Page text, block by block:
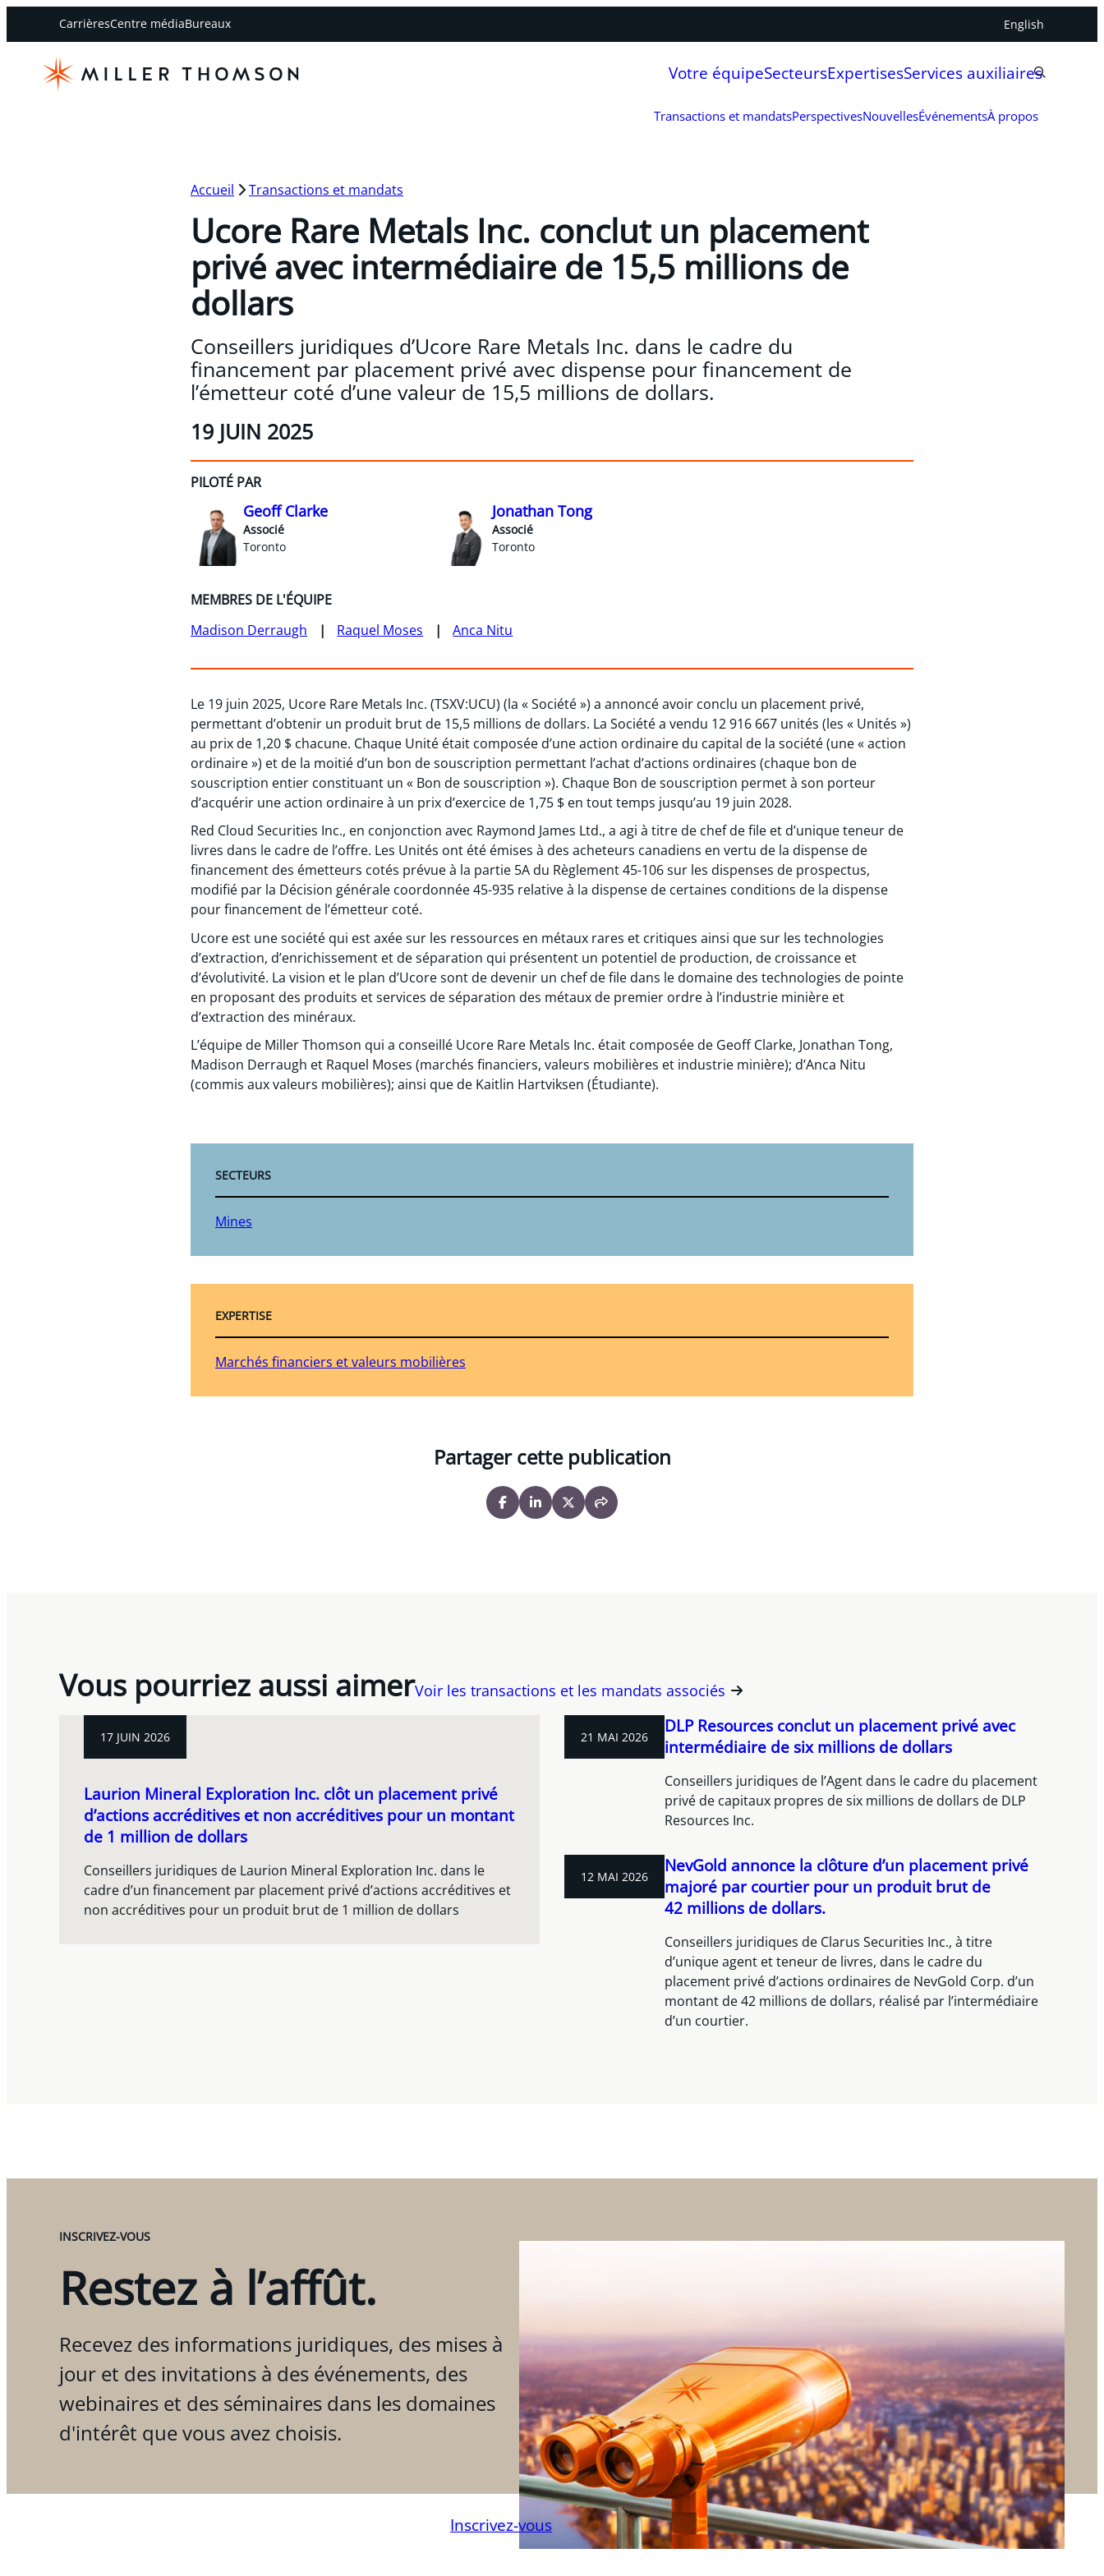
CarrièresCentre médiaBureaux English
Votre équipeSecteursExpertisesServices auxiliaires
Transactions et mandatsPerspectivesNouvellesÉvénementsÀ propos
Accueil Transactions et mandats
Ucore Rare Metals Inc. conclut un placement
privé avec intermédiaire de 15,5 millions de
dollars
Conseillers juridiques d’Ucore Rare Metals Inc. dans le cadre du
financement par placement privé avec dispense pour financement de
l’émetteur coté d’une valeur de 15,5 millions de dollars.
19 JUIN 2025
PILOTÉ PAR
Geoff Clarke
Associé
Toronto
Jonathan Tong
Associé
Toronto
MEMBRES DE L'ÉQUIPE
Madison Derraugh
Raquel Moses Anca Nitu
Le 19 juin 2025, Ucore Rare Metals Inc. (TSXV:UCU) (la « Société ») a annoncé avoir conclu un placement privé,
permettant d’obtenir un produit brut de 15,5 millions de dollars. La Société a vendu 12 916 667 unités (les « Unités »)
au prix de 1,20 $ chacune. Chaque Unité était composée d’une action ordinaire du capital de la société (une « action
ordinaire ») et de la moitié d’un bon de souscription permettant l’achat d’actions ordinaires (chaque bon de
souscription entier constituant un « Bon de souscription »). Chaque Bon de souscription permet à son porteur
d’acquérir une action ordinaire à un prix d’exercice de 1,75 $ en tout temps jusqu’au 19 juin 2028.
Red Cloud Securities Inc., en conjonction avec Raymond James Ltd., a agi à titre de chef de file et d’unique teneur de
livres dans le cadre de l’offre. Les Unités ont été émises à des acheteurs canadiens en vertu de la dispense de
financement des émetteurs cotés prévue à la partie 5A du Règlement 45-106 sur les dispenses de prospectus,
modifié par la Décision générale coordonnée 45-935 relative à la dispense de certaines conditions de la dispense
pour financement de l’émetteur coté.
Ucore est une société qui est axée sur les ressources en métaux rares et critiques ainsi que sur les technologies
d’extraction, d’enrichissement et de séparation qui présentent un potentiel de production, de croissance et
d’évolutivité. La vision et le plan d’Ucore sont de devenir un chef de file dans le domaine des technologies de pointe
en proposant des produits et services de séparation des métaux de premier ordre à l’industrie minière et
d’extraction des minéraux.
L’équipe de Miller Thomson qui a conseillé Ucore Rare Metals Inc. était composée de Geoff Clarke, Jonathan Tong,
Madison Derraugh et Raquel Moses (marchés financiers, valeurs mobilières et industrie minière); d’Anca Nitu
(commis aux valeurs mobilières); ainsi que de Kaitlin Hartviksen (Étudiante).
SECTEURS
Mines
EXPERTISE
Marchés financiers et valeurs mobilières
Partager cette publication
Vous pourriez aussi aimerVoir les transactions et les mandats associés
17 JUIN 2026
Laurion Mineral Exploration Inc. clôt un placement privé
d’actions accréditives et non accréditives pour un montant
de 1 million de dollars
Conseillers juridiques de Laurion Mineral Exploration Inc. dans le
cadre d’un financement par placement privé d’actions accréditives et
non accréditives pour un produit brut de 1 million de dollars
21 MAI 2026
DLP Resources conclut un placement privé avec
intermédiaire de six millions de dollars
Conseillers juridiques de l’Agent dans le cadre du placement
privé de capitaux propres de six millions de dollars de DLP
Resources Inc.
12 MAI 2026
NevGold annonce la clôture d’un placement privé
majoré par courtier pour un produit brut de
42 millions de dollars.
Conseillers juridiques de Clarus Securities Inc., à titre
d’unique agent et teneur de livres, dans le cadre du
placement privé d’actions ordinaires de NevGold Corp. d’un
montant de 42 millions de dollars, réalisé par l’intermédiaire
d’un courtier.
INSCRIVEZ-VOUS
Restez à l’affût.
Recevez des informations juridiques, des mises à
jour et des invitations à des événements, des
webinaires et des séminaires dans les domaines
d'intérêt que vous avez choisis.
Inscrivez-vous